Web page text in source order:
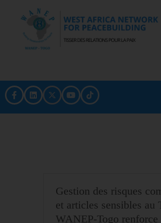
Gestion des risques
et articles sensibles au
WANEP-Togo renforce